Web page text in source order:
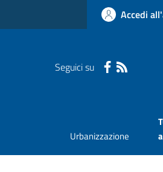
Accedi
Seguici su
Urbanizzazione